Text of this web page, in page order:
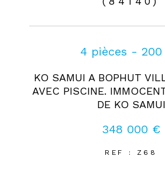
4 pièces - 200
KO SAMUI A BOPHUT
AVEC PISCINE.
DE KO SAMUI
348 000 €
REF : Z68